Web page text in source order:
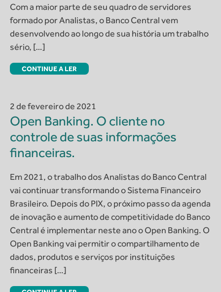
Com a maior parte de seu quadro de servidores
formado por Analistas, o Banco Central vem
desenvolvendo ao longo de sua história um trabalho
sério, […]
CONTINUE A LER
2 de fevereiro de 2021
Open Banking. O cliente no
controle de suas informações
financeiras.
Em 2021, o trabalho dos Analistas do Banco Central
vai continuar transformando o Sistema Financeiro
Brasileiro. Depois do PIX, o próximo passo da agenda
de inovação e aumento de competitividade do Banco
Central é implementar neste ano o Open Banking. O
Open Banking vai permitir o compartilhamento de
dados, produtos e serviços por instituições
financeiras […]